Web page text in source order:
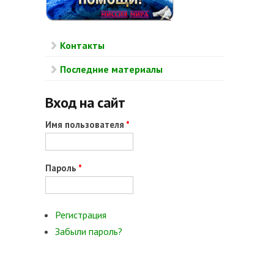
Контакты
Последние материалы
Вход на сайт
Имя пользователя *
Пароль *
Регистрация
Забыли пароль?